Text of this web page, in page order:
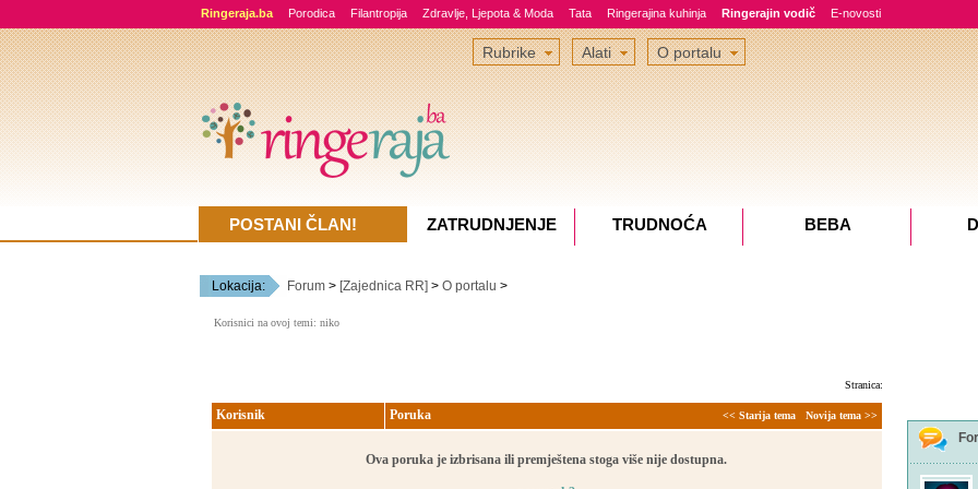
Ringeraja.ba Porodica Filantropija Zdravlje, Ljepota & Moda Tata Ringerajina kuhinja Ringerajin vodič E-novosti
Lokacija: Forum> [Zajednica RR] > O portalu >
Korisnici na ovoj temi: niko
Stranica:
Korisnik Poruka << Starija tema Novija tema >>
Ova poruka je izbrisana ili premještena stoga više nije dostupna.
Rubrike Alati O portalu
POSTANI ČLAN! ZATRUDNJENJE TRUDNOĆA BEBA